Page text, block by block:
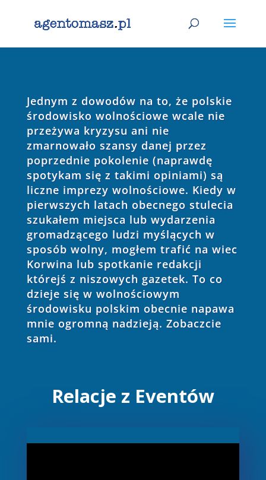
Jednym z dowodów na to, że polskie
środowisko wolnościowe wcale nie
przeżywa kryzysu ani nie
zmarnowało szansy danej przez
poprzednie pokolenie (naprawdę
spotykam się z takimi opiniami) są
liczne imprezy wolnościowe. Kiedy w
pierwszych latach obecnego stulecia
szukałem miejsca lub wydarzenia
gromadzącego ludzi myślących w
sposób wolny, mogłem trafić na wiec
Korwina lub spotkanie redakcji
którejś z niszowych gazetek. To co
dzieje się w wolnościowym
środowisku polskim obecnie napawa
mnie ogromną nadzieją. Zobaczcie
sami.
Relacje z Eventów